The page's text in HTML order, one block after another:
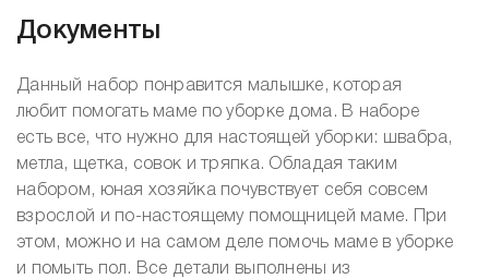
Документы
Данный набор понравится малышке, которая
любит помогать маме по уборке дома. В наборе
есть все, что нужно для настоящей уборки: швабра,
метла, щетка, совок и тряпка. Обладая таким
набором, юная хозяйка почувствует себя совсем
взрослой и по-настоящему помощницей маме. При
этом, можно и на самом деле помочь маме в уборке
и помыть пол. Все детали выполнены из